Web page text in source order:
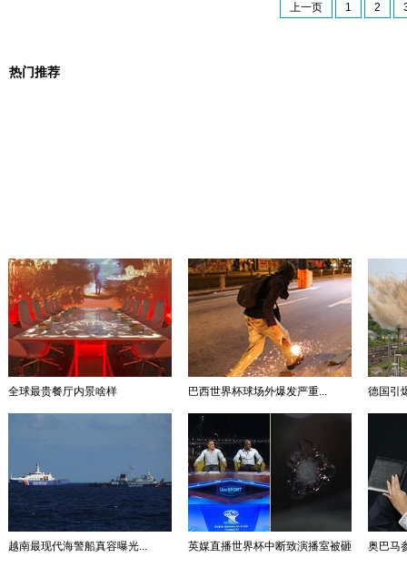
上一页 1 2
热门推荐
全球最贵餐厅内景啥样 巴西世界杯球场外爆发严重... 德国引
越南最现代海警船真容曝光... 英媒直播世界杯中断致演播室被砸 奥巴马